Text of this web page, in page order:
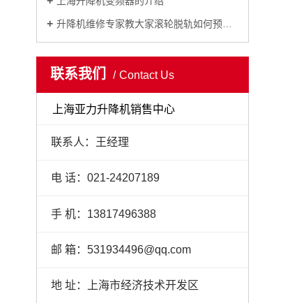
升降机维修专家教大家滚轮脱轨如何预防？
联系我们 Contact Us
上海亚力升降机销售中心
联系人：王经理
电 话：021-24207189
手 机：13817496388
邮 箱：531934496@qq.com
地 址：上海市经济技术开发区